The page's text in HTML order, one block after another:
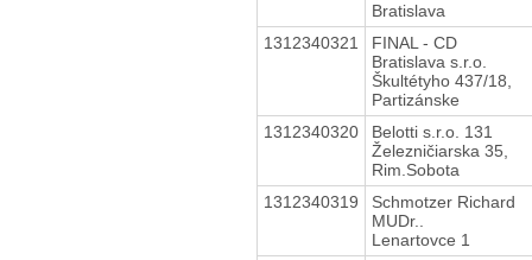
Bratislava
1312340321
FINAL - CD
Bratislava s.r.o.
Škultétyho 437/18,
Partizánske
1312340320
Belotti s.r.o. 131
Železničiarska 35,
Rim.Sobota
1312340319
Schmotzer Richard
MUDr..
Lenartovce 1